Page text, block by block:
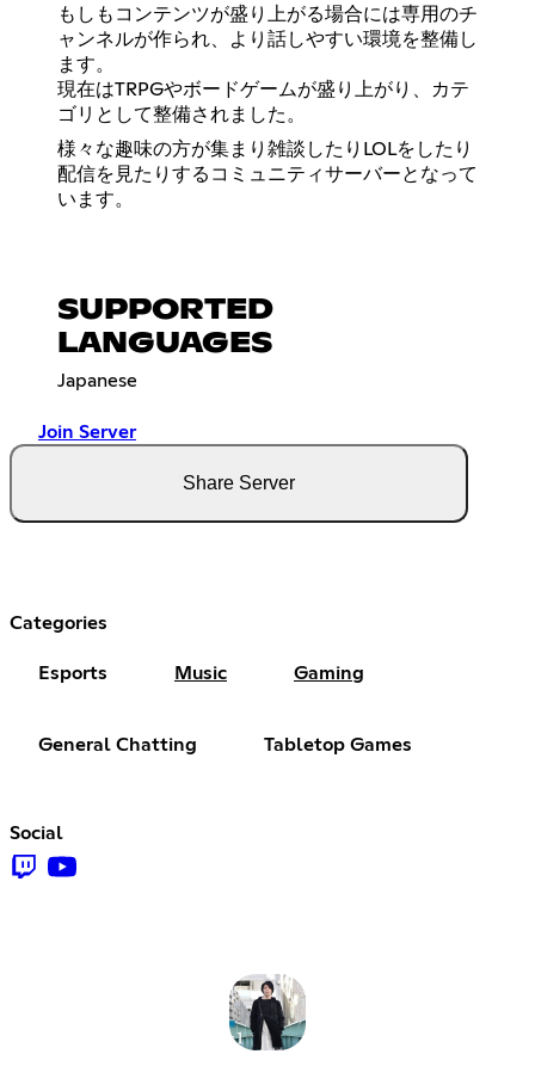
もしもコンテンツが盛り上がる場合には専用のチ
ャンネルが作られ、より話しやすい環境を整備し
ます。
現在はTRPGやボードゲームが盛り上がり、カテ
ゴリとして整備されました。
様々な趣味の方が集まり雑談したりLOLをしたり
配信を見たりするコミュニティサーバーとなって
います。
SUPPORTED
LANGUAGES
Japanese
Join Server
Share Server
Categories
Esports Music Gaming
General Chatting Tabletop Games
Social